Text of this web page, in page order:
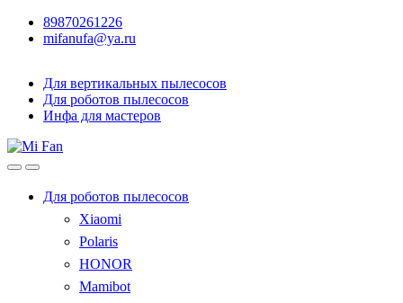
89870261226
mifanufa@ya.ru
Для вертикальных пылесосов
Для роботов пылесосов
Инфа для мастеров
Для роботов пылесосов
Xiaomi
Polaris
HONOR
Mamibot